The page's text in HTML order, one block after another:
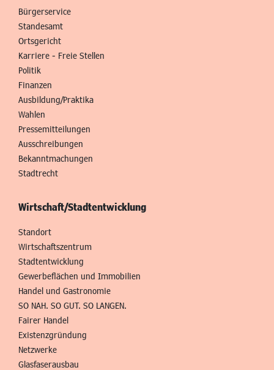
Bürgerservice
Standesamt
Ortsgericht
Karriere - Freie Stellen
Politik
Finanzen
Ausbildung/Praktika
Wahlen
Pressemitteilungen
Ausschreibungen
Bekanntmachungen
Stadtrecht
Wirtschaft/Stadtentwicklung
Standort
Wirtschaftszentrum
Stadtentwicklung
Gewerbeflächen und Immobilien
Handel und Gastronomie
SO NAH. SO GUT. SO LANGEN.
Fairer Handel
Existenzgründung
Netzwerke
Glasfaserausbau